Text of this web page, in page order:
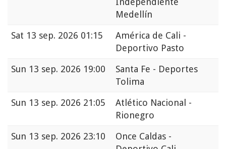
Medellín
Sat 13 sep. 2026 01:15
América de Cali -
Deportivo Pasto
Sun 13 sep. 2026 19:00
Santa Fe - Deportes
Tolima
Sun 13 sep. 2026 21:05
Atlético Nacional -
Rionegro
Sun 13 sep. 2026 23:10
Once Caldas -